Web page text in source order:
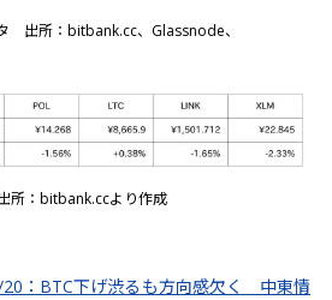
出所：bitbank.cc、Glassnode、
所：bitbank.ccより作成
：BTC下げ渋るも方向感欠く 中東情